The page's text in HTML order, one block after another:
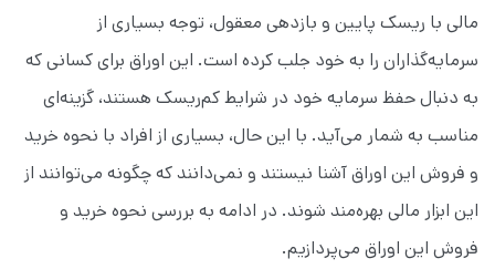
مالی با ریسک پایین و بازدهی معقول، توجه بسیاری از
سرمایه‌گذاران را به خود جلب کرده است. این اوراق برای کسانی که
به دنبال حفظ سرمایه خود در شرایط کم‌ریسک هستند، گزینه‌ای
مناسب به شمار می‌آید. با این حال، بسیاری از افراد با نحوه خرید
و فروش این اوراق آشنا نیستند و نمی‌دانند که چگونه می‌توانند از
این ابزار مالی بهره‌مند شوند. در ادامه به بررسی نحوه خرید و
فروش این اوراق می‌پردازیم.